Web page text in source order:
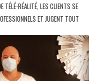
TÉLÉ-RÉALITÉ, LES CLIENTS SE
ET JUGENT TOUT